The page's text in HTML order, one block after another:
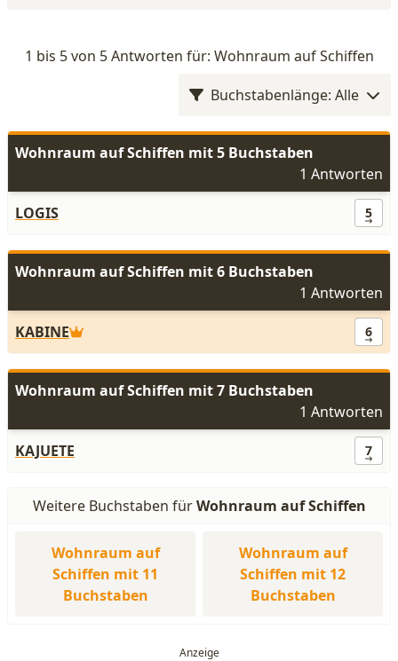
1 bis 5 von 5 Antworten für: Wohnraum auf Schiffen
Buchstabenlänge: Alle
Wohnraum auf Schiffen mit 5 Buchstaben
1 Antworten
LOGIS
5
Wohnraum auf Schiffen mit 6 Buchstaben
1 Antworten
KABINE
6
Wohnraum auf Schiffen mit 7 Buchstaben
1 Antworten
KAJUETE
7
Weitere Buchstaben fürWohnraum auf Schiffen
Wohnraum auf
Schiffen mit 11
Buchstaben
Wohnraum auf
Schiffen mit 12
Buchstaben